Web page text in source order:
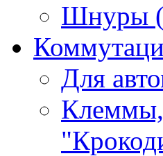
Шнуры
Для